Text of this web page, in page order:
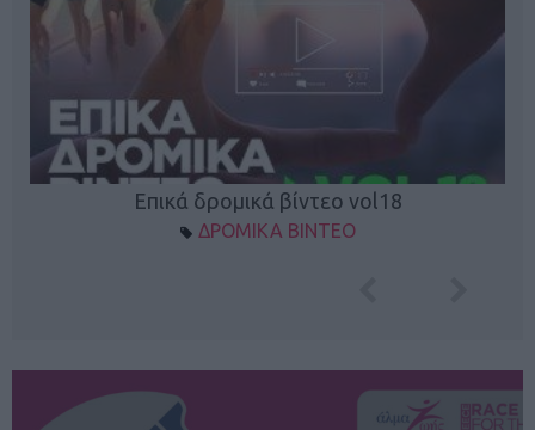
Επικά δρομικά βίντεο vol18
ΔΡΟΜΙΚΑ ΒΙΝΤΕΟ